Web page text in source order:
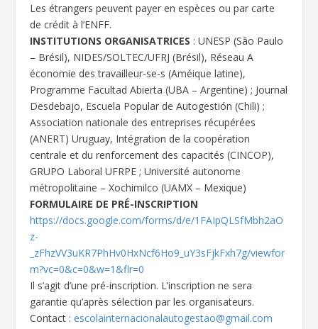
Les étrangers peuvent payer en espèces ou par carte
de crédit à l’ENFF.
INSTITUTIONS ORGANISATRICES : UNESP (São Paulo
– Brésil), NIDES/SOLTEC/UFRJ (Brésil), Réseau A
économie des travailleur-se-s (Améique latine),
Programme Facultad Abierta (UBA – Argentine) ; Journal
Desdebajo, Escuela Popular de Autogestión (Chili) ;
Association nationale des entreprises récupérées
(ANERT) Uruguay, Intégration de la coopération
centrale et du renforcement des capacités (CINCOP),
GRUPO Laboral UFRPE ; Université autonome
métropolitaine – Xochimilco (UAMX – Mexique)
FORMULAIRE DE PRÉ-INSCRIPTION
https://docs.google.com/forms/d/e/1FAIpQLSfMbh2aO
z-
_zFhzVV3uKR7PhHv0HxNcf6Ho9_uY3sFjkFxh7g/viewfor
m?vc=0&c=0&w=1&flr=0
Il s’agit d’une pré-inscription. L’inscription ne sera
garantie qu’après sélection par les organisateurs.
Contact :escolainternacionalautogestao@gmail.com